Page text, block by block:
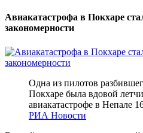
Авиакатастрофа в Покхаре
закономерности
Одна из пилотов
Покхаре была вдовой
авиакатастрофе в Непале
РИА Новости